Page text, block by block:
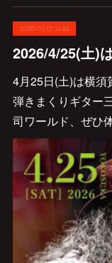
2026.03.17 11:44
4月25日(土)は横須
弾きまくりギター
司ワールド、ぜひ